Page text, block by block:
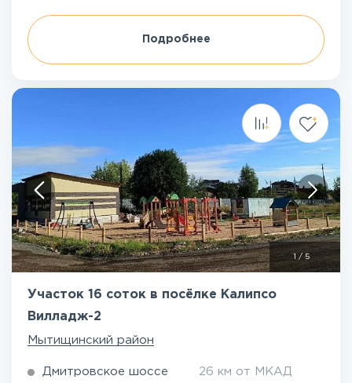
Подробнее
1 /5
Участок 16 соток в посёлке Калипсо
Вилладж-2
Мытищинский район
Дмитровское шоссе 26 км от МКАД